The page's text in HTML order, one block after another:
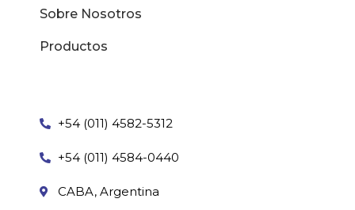
Sobre Nosotros
Productos
+54 (011) 4582-5312
+54 (011) 4584-0440
CABA, Argentina